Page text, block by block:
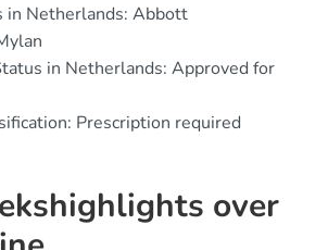
in Netherlands: Abbott
in Netherlands: Approved for
Prescription required
over